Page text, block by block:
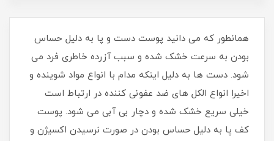
همانطور که می دانید پوست دست و پا به دلیل حساس
بودن به سرعت خشک شده و سبب آزرده خاطری فرد می
شود. دست ها به دلیل اینکه مدام با انواع مواد شوینده و
اخیرا انواع الکل های ضد عفونی کننده در ارتباط است
خیلی سریع خشک شده و دچار بی آبی می شود. پوست
کف پا به دلیل حساس بودن در صورت نرسیدن اکسیژن و